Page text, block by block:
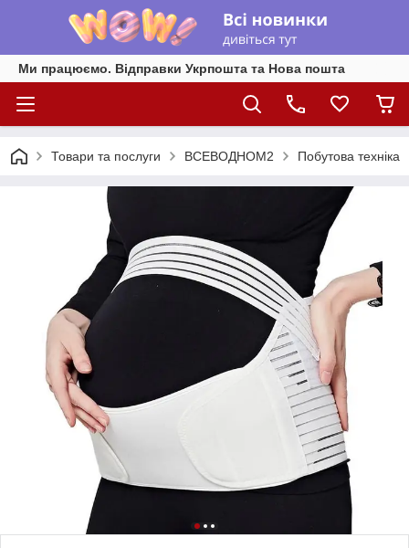
Ми працюємо. Відправки Укрпошта та Нова пошта
Товари та послуги ВСЕВОДНОМ2 Побутова техніка